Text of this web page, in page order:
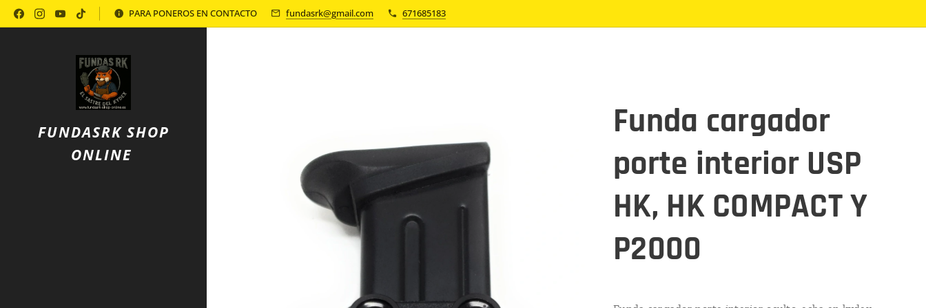
Política de Privacidad PARA PONEROS EN CONTACTO fundasrk@gmail.com 671685183
FUNDASRK SHOP
ONLINE
Funda cargador
porte interior USP
HK, HK COMPACT Y
P2000